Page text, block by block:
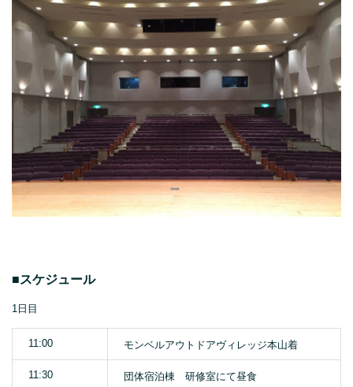
■スケジュール
1日目
11:00 モンベルアウトドアヴィレッジ本山着
11:30
団体宿泊棟 研修室にて昼食